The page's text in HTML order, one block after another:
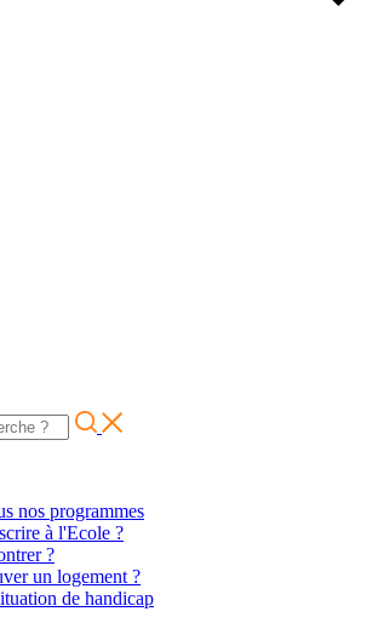
nos programmes
à l'Ecole ?
?
un logement ?
de handicap